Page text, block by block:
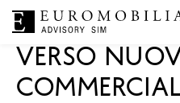
ESG ,Mercati, In evidenza
VERSO